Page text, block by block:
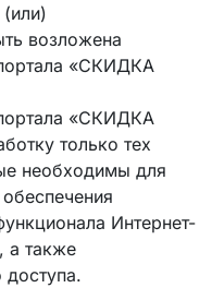
возложена
«СКИДКА
«СКИДКА
только тех
необходимы для
Интернет-
а также